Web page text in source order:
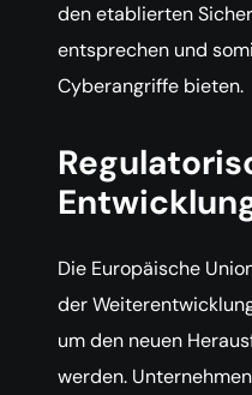
den etablierten
entsprechen und
Cyberangriffe bieten.
Die Europäische
der
um den neuen
werden.